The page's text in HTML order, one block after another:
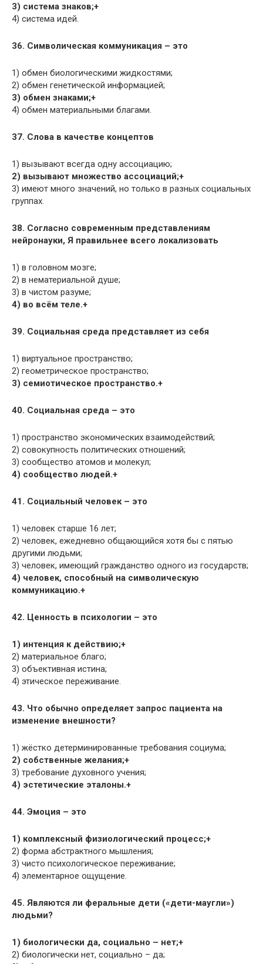
3) система знаков;+
4) система идей.
36. Символическая коммуникация – это
1) обмен биологическими жидкостями;
2) обмен генетической информацией;
3) обмен знаками;+
4) обмен материальными благами.
37. Слова в качестве концептов
1) вызывают всегда одну ассоциацию;
2) вызывают множество ассоциаций;+
3) имеют много значений, но только в разных социальных
группах.
38. Согласно современным представлениям
нейронауки, Я правильнее всего локализовать
1) в головном мозге;
2) в нематериальной душе;
3) в чистом разуме;
4) во всём теле.+
39. Социальная среда представляет из себя
1) виртуальное пространство;
2) геометрическое пространство;
3) семиотическое пространство.+
40. Социальная среда – это
1) пространство экономических взаимодействий;
2) совокупность политических отношений;
3) сообщество атомов и молекул;
4) сообщество людей.+
41. Социальный человек – это
1) человек старше 16 лет;
2) человек, ежедневно общающийся хотя бы с пятью
другими людьми;
3) человек, имеющий гражданство одного из государств;
4) человек, способный на символическую
коммуникацию.+
42. Ценность в психологии – это
1) интенция к действию;+
2) материальное благо;
3) объективная истина;
4) этическое переживание.
43. Что обычно определяет запрос пациента на
изменение внешности?
1) жёстко детерминированные требования социума;
2) собственные желания;+
3) требование духовного учения;
4) эстетические эталоны.+
44. Эмоция – это
1) комплексный физиологический процесс;+
2) форма абстрактного мышления;
3) чисто психологическое переживание;
4) элементарное ощущение.
45. Являются ли феральные дети («дети-маугли»)
людьми?
1) биологически да, социально – нет;+
2) биологически нет, социально – да;